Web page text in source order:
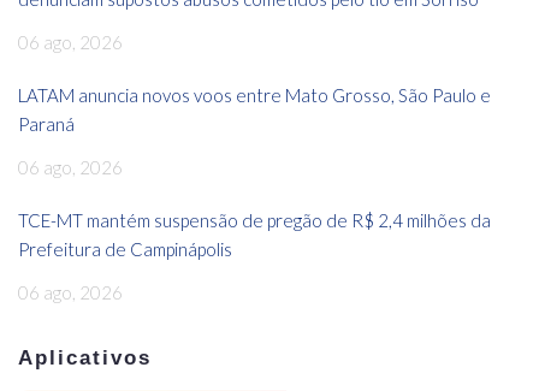
06 ago, 2026
LATAM anuncia novos voos entre Mato Grosso, São Paulo e
Paraná
06 ago, 2026
TCE-MT mantém suspensão de pregão de R$ 2,4 milhões da
Prefeitura de Campinápolis
06 ago, 2026
Aplicativos